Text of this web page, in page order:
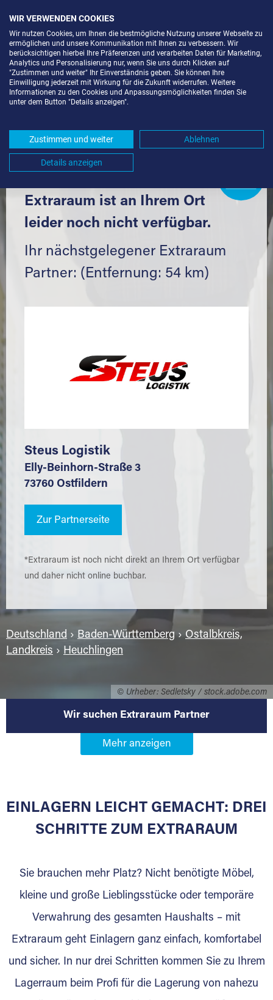
© Urheber: Sedletsky / stock.adobe.com
SELF STORAGE IN HEUCHLINGEN
Komfortabel einlagern mit Extraraum
Extraraum ist an Ihrem Ort
leider noch nicht verfügbar.
Ihr nächstgelegener Extraraum
Partner: (Entfernung: 54 km)
Steus Logistik
Elly-Beinhorn-Straße 3
73760 Ostfildern
Zur Partnerseite
*Extraraum ist noch nicht direkt an Ihrem Ort verfügbar
und daher nicht online buchbar.
Deutschland › Baden-Württemberg › Ostalbkreis,
Landkreis › Heuchlingen
Wir suchen Extraraum Partner
Werden Sie Extraraum Partner in
Sie bieten Kunden Lagerraum zur Miete, der
für die Einlagerung von Umzugsgut gebaut
Lagerkunden und Vermietungen.
Ihre Vorteile als Extraraum Partner:
Marktgerechte Preise
Digitale Buchungsplattform
Gewinnung von Neukunden
EINLAGERN LEICHT GEMACHT: DREI
SCHRITTE ZUM EXTRARAUM
Sie brauchen mehr Platz? Nicht benötigte Möbel,
kleine und große Lieblingsstücke oder temporäre
Verwahrung des gesamten Haushalts – mit
Extraraum geht Einlagern ganz einfach, komfortabel
und sicher. In nur drei Schritten kommen Sie zu Ihrem
Lagerraum beim Profi für die Lagerung von nahezu
WIR VERWENDEN COOKIES
Wir nutzen Cookies, um Ihnen die bestmögliche Nutzung unserer Webseite zu
ermöglichen und unsere Kommunikation mit Ihnen zu verbessern. Wir
berücksichtigen hierbei Ihre Präferenzen und verarbeiten Daten für Marketing,
Analytics und Personalisierung nur, wenn Sie uns durch Klicken auf
"Zustimmen und weiter" Ihr Einverständnis geben. Sie können Ihre
Einwilligung jederzeit mit Wirkung für die Zukunft widerrufen. Weitere
Informationen zu den Cookies und Anpassungsmöglichkeiten finden Sie
unter dem Button "Details anzeigen".
Zustimmen und weiter Ablehnen
Details anzeigen